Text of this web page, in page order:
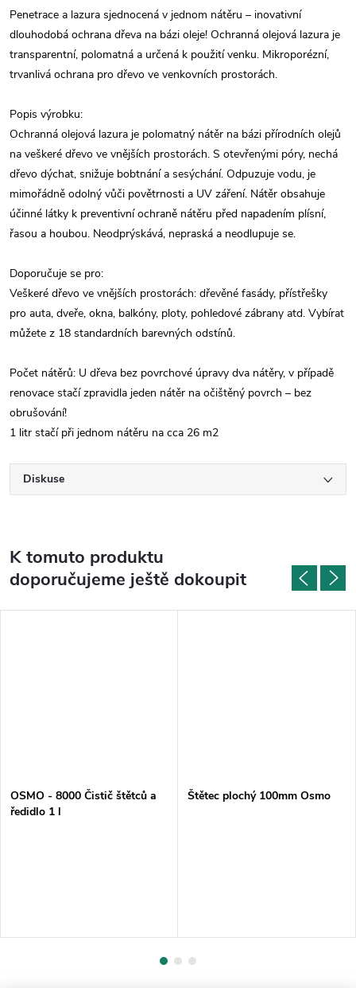
Penetrace a lazura sjednocená v jednom nátěru – inovativní
dlouhodobá ochrana dřeva na bázi oleje! Ochranná olejová lazura je
transparentní, polomatná a určená k použití venku. Mikroporézní,
trvanlivá ochrana pro dřevo ve venkovních prostorách.
Popis výrobku:
Ochranná olejová lazura je polomatný nátěr na bázi přírodních olejů
na veškeré dřevo ve vnějších prostorách. S otevřenými póry, nechá
dřevo dýchat, snižuje bobtnání a sesýchání. Odpuzuje vodu, je
mimořádně odolný vůči povětrnosti a UV záření. Nátěr obsahuje
účinné látky k preventivní ochraně nátěru před napadením plísní,
řasou a houbou. Neodprýskává, nepraská a neodlupuje se.
Doporučuje se pro:
Veškeré dřevo ve vnějších prostorách: dřevěné fasády, přístřešky
pro auta, dveře, okna, balkóny, ploty, pohledové zábrany atd. Vybírat
můžete z 18 standardních barevných odstínů.
Počet nátěrů: U dřeva bez povrchové úpravy dva nátěry, v případě
renovace stačí zpravidla jeden nátěr na očištěný povrch – bez
obrušování!
1 litr stačí při jednom nátěru na cca 26 m2
Diskuse
K tomuto produktu
doporučujeme ještě dokoupit
OSMO - 8000 Čistič štětců a
ředidlo 1 l
Štětec plochý 100mm Osmo